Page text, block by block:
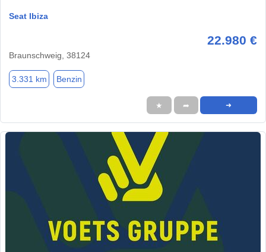
Seat Ibiza
22.980 €
Braunschweig, 38124
3.331 km Benzin
★ ➦ ➜